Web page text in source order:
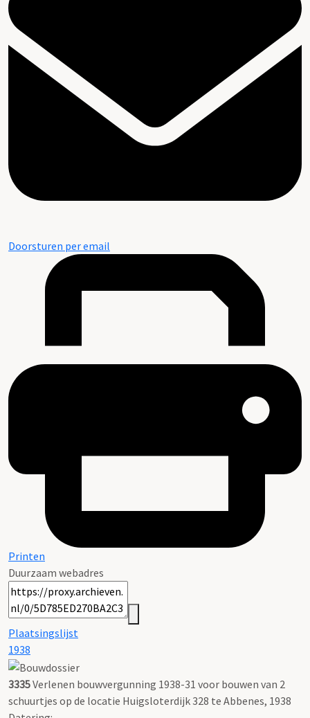
Doorsturen per email
Printen
Duurzaam webadres
Plaatsingslijst
1938
3335Verlenen bouwvergunning 1938-31 voor bouwen van 2
schuurtjes op de locatie Huigsloterdijk 328 te Abbenes, 1938